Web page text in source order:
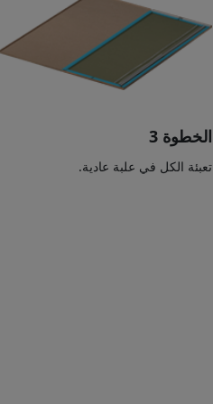
الخطوة 3
تعبئة الكل في علبة عادية.